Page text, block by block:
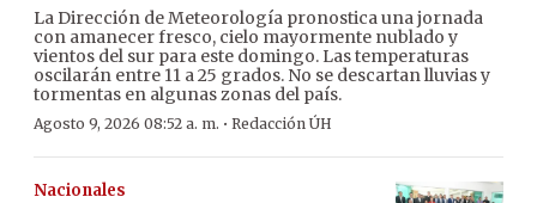
La Dirección de Meteorología pronostica una jornada
con amanecer fresco, cielo mayormente nublado y
vientos del sur para este domingo. Las temperaturas
oscilarán entre 11 a 25 grados. No se descartan lluvias y
tormentas en algunas zonas del país.
Agosto 9, 2026 08:52 a. m. · Redacción ÚH
Nacionales